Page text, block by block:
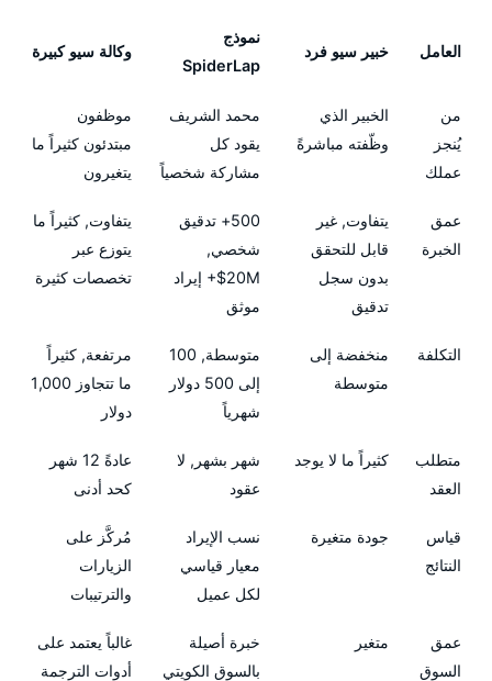
العامل خبير سيو فرد
نموذج
SpiderLap
وكالة سيو كبيرة
من
يُنجز
عملك
الخبير الذي
وظّفته مباشرةً
محمد الشريف
يقود كل
مشاركة شخصياً
موظفون
مبتدئون كثيراً ما
يتغيرون
عمق
الخبرة
يتفاوت, غير
قابل للتحقق
بدون سجل
تدقيق
500+ تدقيق
شخصي,
20M$+ إيراد
موثق
يتفاوت, كثيراً ما
يتوزع عبر
تخصصات كثيرة
التكلفة
منخفضة إلى
متوسطة
متوسطة, 100
إلى 500 دولار
شهرياً
مرتفعة, كثيراً
ما تتجاوز 1,000
دولار
متطلب
العقد
كثيراً ما لا يوجد
شهر بشهر, لا
عقود
عادةً 12 شهر
كحد أدنى
قياس
النتائج
جودة متغيرة
نسب الإيراد
معيار قياسي
لكل عميل
مُركَّز على
الزيارات
والترتيبات
عمق
السوق
متغير
خبرة أصيلة
بالسوق الكويتي
غالباً يعتمد على
أدوات الترجمة